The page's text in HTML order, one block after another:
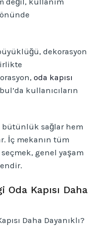
önünde
dekorasyon
oda kapısı
kullanıcıların
bütünlük sağlar hem
İç mekanın tüm
genel yaşam
Kapısı Daha
Daha Dayanıklı?